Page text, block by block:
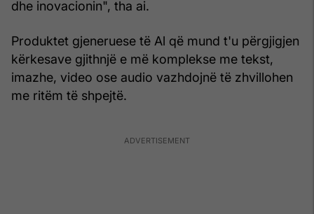
dhe inovacionin", tha ai.
Produktet gjeneruese të Al që mund t'u përgjigjen
kërkesave gjithnjë e më komplekse me tekst,
imazhe, video ose audio vazhdojnë të zhvillohen
me ritëm të shpejtë.